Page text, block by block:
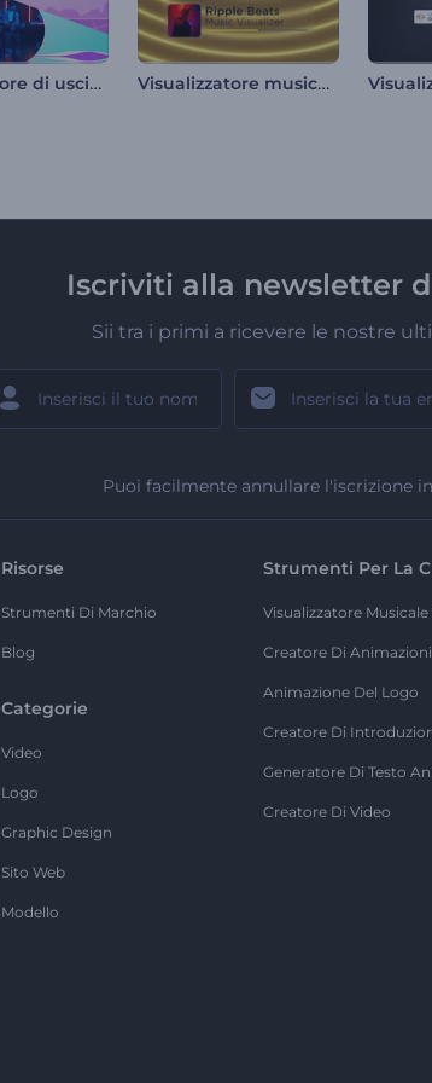
Visualizzatore di uscite di album musicali Visualizzatore musicale Ripple Beats
Iscriviti alla newsletter
Sii tra i primi a ricevere le nostre
Puoi facilmente annullare l'iscrizione
Risorse
Strumenti Di Marchio
Blog
Categorie
Video
Logo
Graphic Design
Sito Web
Modello
Strumenti Per La
Visualizzatore
Creatore Di Animazioni
Animazione Del Logo
Creatore Di
Generatore Di Testo
Creatore Di Video